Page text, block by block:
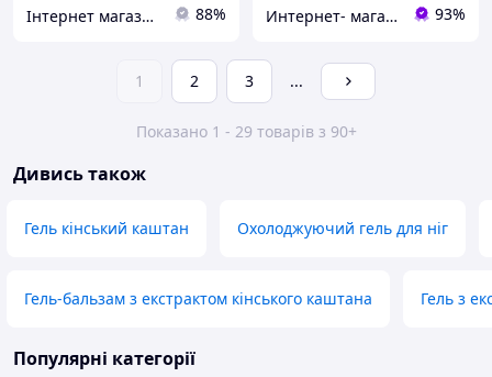
Інтернет магазин турецької продукції Фармасі 88% Интернет- магазин lena.in.ua 93%
1 2 3 ...
Показано 1 - 29 товарів з 90+
Дивись також
Гель кінський каштан Охолоджуючий гель для ніг
Гель-бальзам з екстрактом кінського каштана Гель з
Популярні категорії